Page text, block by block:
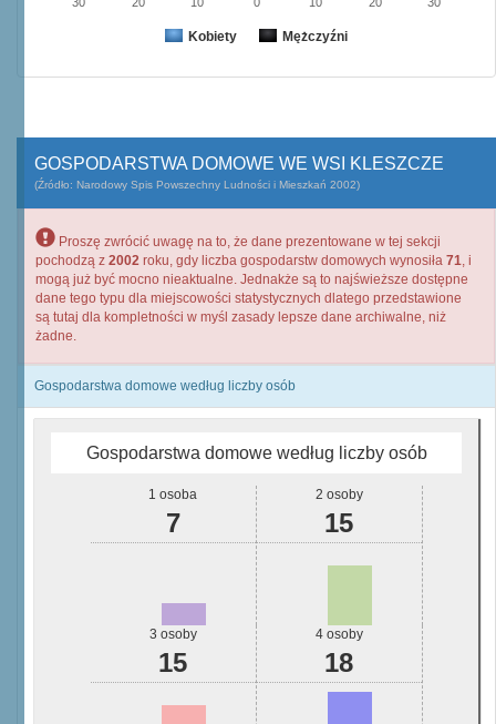
Kobiety Mężczyźni
GOSPODARSTWA DOMOWE WE WSI KLESZCZE
(Źródło: Narodowy Spis Powszechny Ludności i Mieszkań 2002)
Proszę zwrócić uwagę na to, że dane prezentowane w tej sekcji
pochodzą z 2002 roku, gdy liczba gospodarstw domowych wynosiła 71, i
mogą już być mocno nieaktualne. Jednakże są to najświeższe dostępne
dane tego typu dla miejscowości statystycznych dlatego przedstawione
są tutaj dla kompletności w myśl zasady lepsze dane archiwalne, niż
żadne.
Gospodarstwa domowe według liczby osób
Gospodarstwa domowe według liczby osób
1 osoba
7
2 osoby
15
3 osoby
15
4 osoby
18